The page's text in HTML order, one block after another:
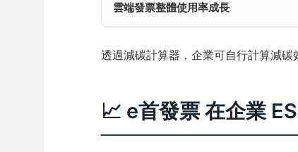
雲端發票整體使用率成長
透過減碳計算器，企業可自行計算減碳
📈 e首發票 在企業